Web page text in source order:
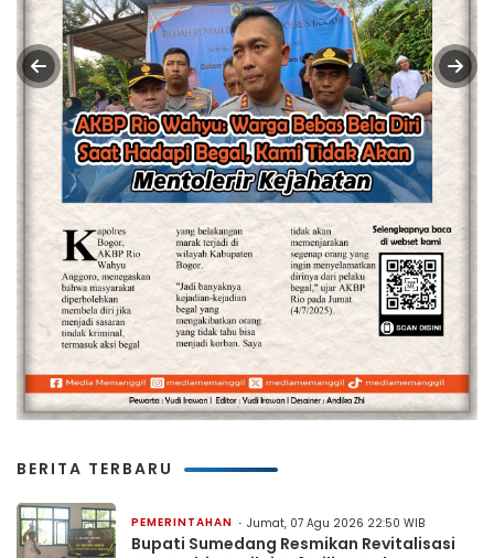
BERITA TERBARU
PEMERINTAHAN Jumat, 07 Agu 2026 22:50 WIB
Bupati Sumedang Resmikan Revitalisasi